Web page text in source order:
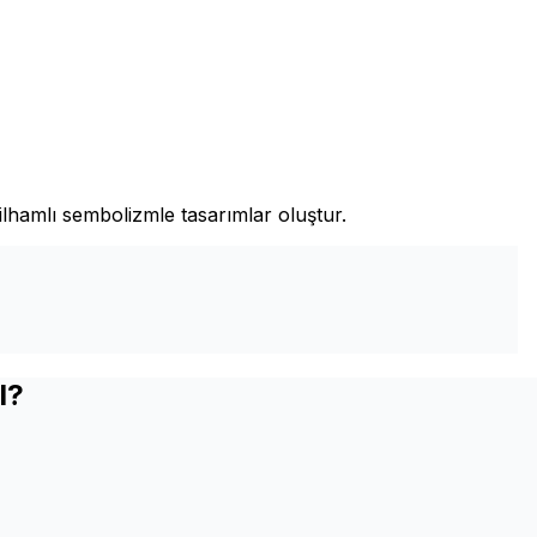
sembolizmle tasarımlar oluştur.